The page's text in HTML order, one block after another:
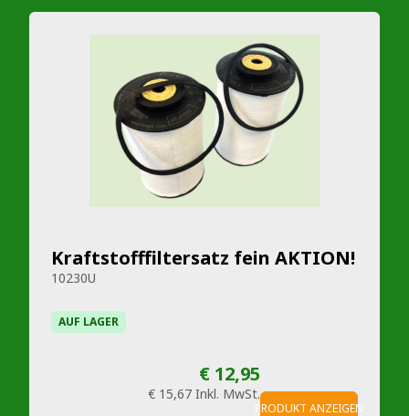
Kraftstofffiltersatz fein AKTION!
10230U
AUF LAGER
€ 12,95
€ 15,67 Inkl. MwSt.
PRODUKT ANZEIGEN